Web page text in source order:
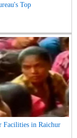
Top
Facilities in Raichur